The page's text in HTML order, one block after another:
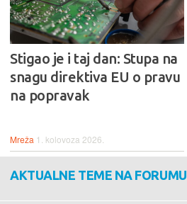
Stigao je i taj dan: Stupa na
snagu direktiva EU o pravu
na popravak
Mreža 1. kolovoza 2026.
AKTUALNE TEME NA FORUMU